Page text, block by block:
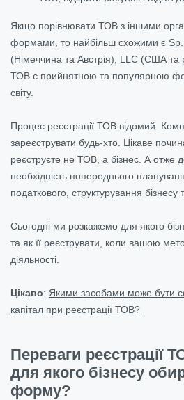
Якщо порівнювати ТОВ з іншими
формами, то найбільш схожими є
(Німеччина та Австрія), LLC (США та
ТОВ є прийнятною та популярною
світу.
Процес реєстрації ТОВ відомий.
зареєструвати будь-хто. Цікаве
реєструєте не ТОВ, а бізнес. А отже
необхідність попереднього
податкового, структурування бізнесу
Сьогодні ми розкажемо для якого
та як її реєструвати, коли вашою
діяльності.
Цікаво: Якими засобами може бути
капітал при реєстрації ТОВ?
Переваги реєстрації
для якого бізнесу
форму?